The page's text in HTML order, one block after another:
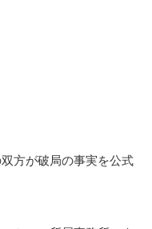
方が破局の事実を公式